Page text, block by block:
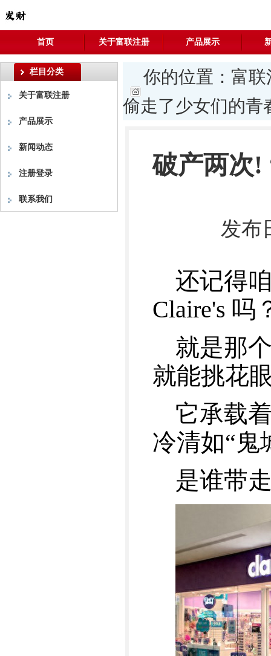
首页 关于富联注册 产品展示
栏目分类
关于富联注册
产品展示
新闻动态
注册登录
联系我们
你的位置： 富联
偷走了少女们的青
破产两次!
发布
还记得
Claire's 吗
就是那
就能挑花
它承载
冷清如“鬼
是谁带